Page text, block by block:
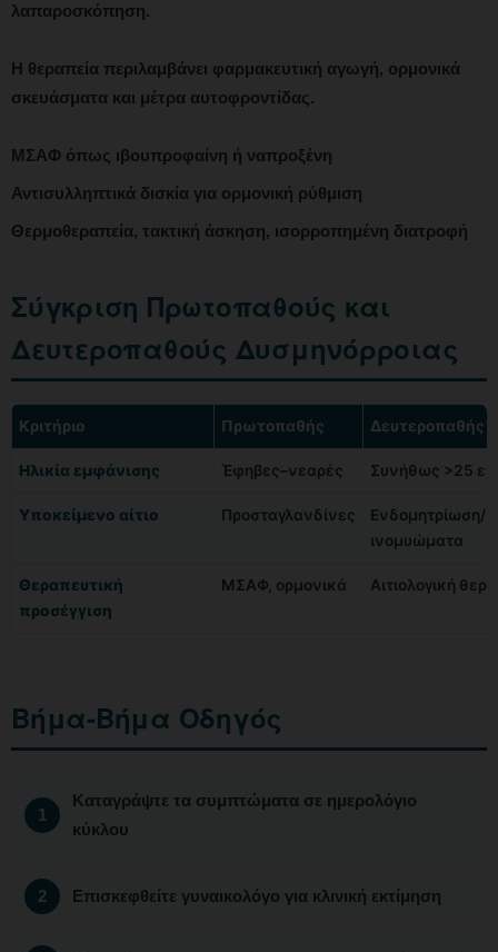
λαπαροσκόπηση.
Η θεραπεία περιλαμβάνει φαρμακευτική αγωγή, ορμονικά
σκευάσματα και μέτρα αυτοφροντίδας.
ΜΣΑΦ όπως ιβουπροφαίνη ή ναπροξένη
Αντισυλληπτικά δισκία για ορμονική ρύθμιση
Θερμοθεραπεία, τακτική άσκηση, ισορροπημένη διατροφή
Σύγκριση Πρωτοπαθούς και
Δευτεροπαθούς Δυσμηνόρροιας
Κριτήριο Πρωτοπαθής Δευτεροπαθής
Ηλικία εμφάνισης Έφηβες–νεαρές Συνήθως >25
Υποκείμενο αίτιο Προσταγλανδίνες
Ενδομητρίωση/
ινομυώματα
Θεραπευτική
προσέγγιση
ΜΣΑΦ, ορμονικά Αιτιολογική
Βήμα-Βήμα Οδηγός
Καταγράψτε τα συμπτώματα σε ημερολόγιο
κύκλου
Επισκεφθείτε γυναικολόγο για κλινική εκτίμηση